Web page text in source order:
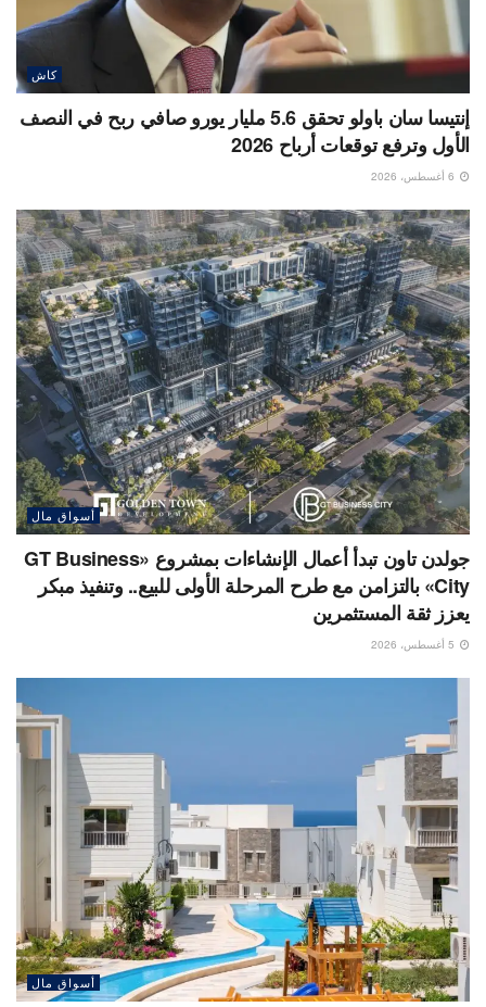
كاش
إنتيسا سان باولو تحقق 5.6 مليار يورو صافي ربح في النصف
الأول وترفع توقعات أرباح 2026
أسواق مال
جولدن تاون تبدأ أعمال الإنشاءات بمشروع «GT Business
City» بالتزامن مع طرح المرحلة الأولى للبيع.. وتنفيذ مبكر
يعزز ثقة المستثمرين
أسواق مال